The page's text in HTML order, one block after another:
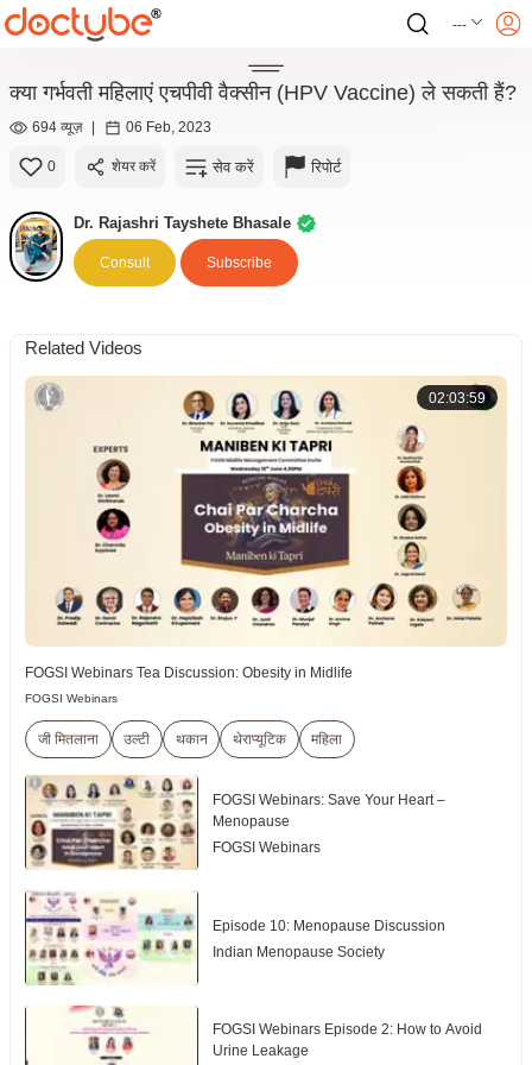
---
क्या गर्भवती महिलाएं एचपीवी वैक्सीन (HPV Vaccine) ले सकती हैं?
694 व्यूज़ | 06 Feb, 2023
0 शेयर करें सेव करें रिपोर्ट
Dr. Rajashri Tayshete Bhasale
Consult Subscribe
Related Videos
02:03:59
FOGSI Webinars Tea Discussion: Obesity in Midlife
FOGSI Webinars
जी मितलाना उल्टी थकान थेराप्यूटिक महिला
FOGSI Webinars: Save Your Heart –
Menopause
FOGSI Webinars
Episode 10: Menopause Discussion
Indian Menopause Society
FOGSI Webinars Episode 2: How to Avoid
Urine Leakage